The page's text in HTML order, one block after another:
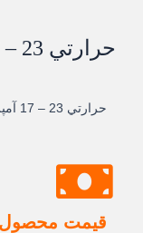
حرارتي 23 – 17 آمپردسته گردان
حرارتي 23 – 17 آمپردسته گردان قدرت قطع 100KA
قیمت محصول: